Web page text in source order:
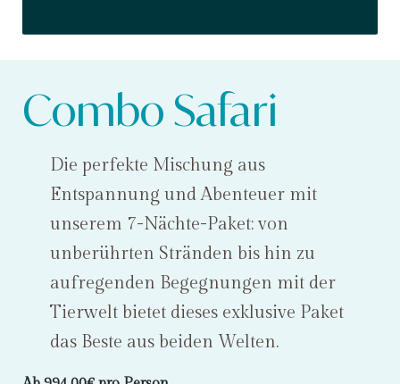
Combo Safari
Die perfekte Mischung aus
Entspannung und Abenteuer mit
unserem 7-Nächte-Paket: von
unberührten Stränden bis hin zu
aufregenden Begegnungen mit der
Tierwelt bietet dieses exklusive Paket
das Beste aus beiden Welten.